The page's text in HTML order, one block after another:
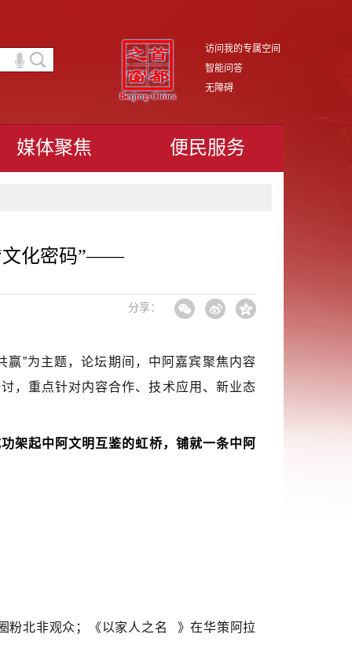
访问我的专属空间
智能问答
无障碍
媒体聚焦 便民服务
文化密码”——
分享：
赢”为主题，论坛期间，中阿嘉宾聚焦内容
，重点针对内容合作、技术应用、新业态
架起中阿文明互鉴的虹桥，铺就一条中阿
粉北非观众；《以家人之名
》在华策阿拉